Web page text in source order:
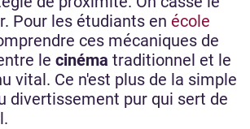
Pour les étudiants en école
ces mécaniques de
le cinéma traditionnel et le
vital. Ce n'est plus de la simple
divertissement pur qui sert de